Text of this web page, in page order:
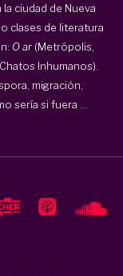
ciudad de Nueva
clases de literatura
O ar (Metrópolis,
Inhumanos).
migración,
sería si fuera ...